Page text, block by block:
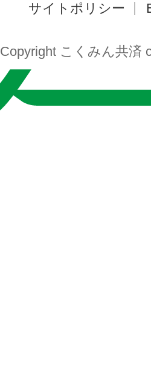
サイトポリシー
Copyright こくみん共済